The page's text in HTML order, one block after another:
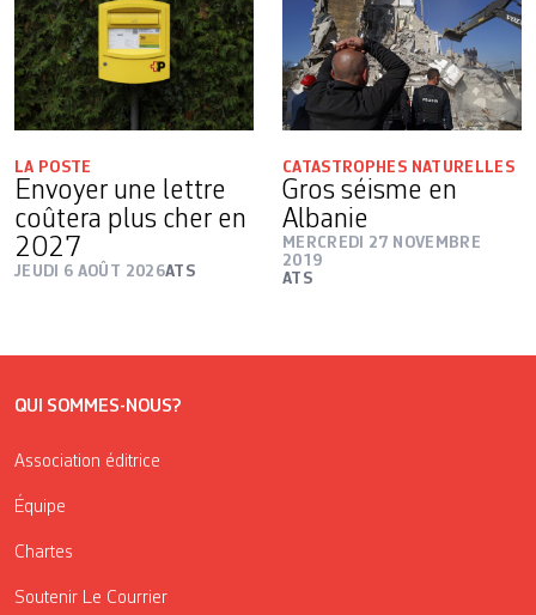
LA POSTE
Envoyer une lettre
coûtera plus cher en
2027
JEUDI 6 AOÛT 2026ATS
CATASTROPHES NATURELLES
Gros séisme en
Albanie
MERCREDI 27 NOVEMBRE
2019
ATS
QUI SOMMES-NOUS?
Association éditrice
Équipe
Chartes
Soutenir Le Courrier